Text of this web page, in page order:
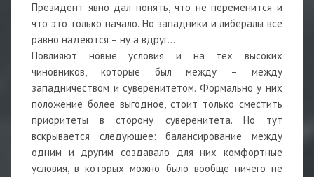
Президент явно дал понять, что не переменится и
что это только начало. Но западники и либералы все
равно надеются – ну а вдруг…
Повлияют новые условия и на тех высоких
чиновников, которые был между – между
западничеством и суверенитетом. Формально у них
положение более выгодное, стоит только сместить
приоритеты в сторону суверенитета. Но тут
вскрывается следующее: балансирование между
одним и другим создавало для них комфортные
условия, в которых можно было вообще ничего не